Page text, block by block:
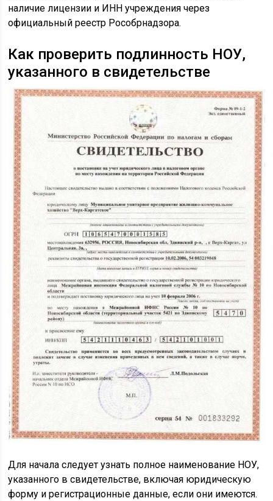
наличие лицензии и ИНН учреждения через
официальный реестр Рособрнадзора.
Как проверить подлинность НОУ,
указанного в свидетельстве
Для начала следует узнать полное наименование НОУ,
указанного в свидетельстве, включая юридическую
форму и регистрационные данные, если они имеются.